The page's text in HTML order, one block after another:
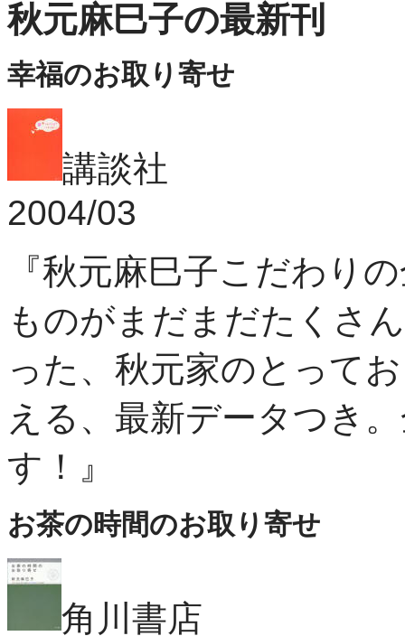
秋元麻巳子の最新刊
幸福のお取り寄せ
講談社
2004/03
『秋元麻巳子こだわり
ものがまだまだたくさ
った、秋元家のとって
える、最新データつき
す！』
お茶の時間のお取り寄せ
角川書店